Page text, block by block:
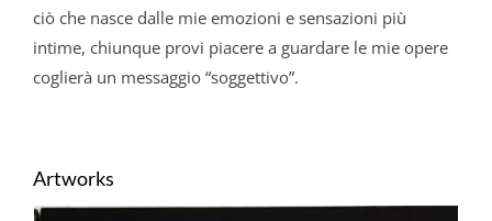
ciò che nasce dalle mie emozioni e sensazioni più
intime, chiunque provi piacere a guardare le mie opere
coglierà un messaggio “soggettivo”.
Artworks